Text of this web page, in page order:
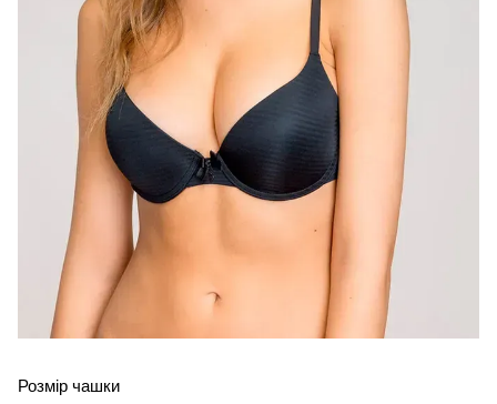
Розмір чашки